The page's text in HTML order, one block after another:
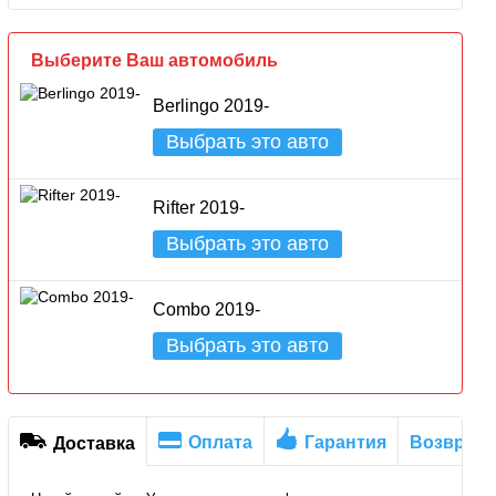
Выберите Ваш автомобиль
Berlingo 2019-
Выбрать это авто
Rifter 2019-
Выбрать это авто
Combo 2019-
Выбрать это авто
Доставка Оплата Гарантия Возврат